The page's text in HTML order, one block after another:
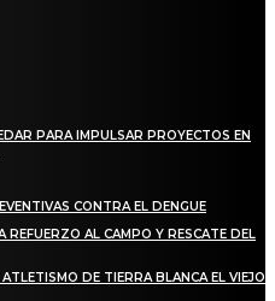
PARA IMPULSAR PROYECTOS EN
CONTRA EL DENGUE
AL CAMPO Y RESCATE DEL
DE TIERRA BLANCA EL VIEJO